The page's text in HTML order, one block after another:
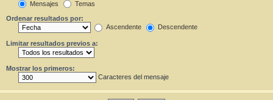
Mensajes
Temas
Ordenar resultados por:
Ascendente
Descendente
Limitar resultados previos a:
Mostrar los primeros:
Caracteres del mensaje